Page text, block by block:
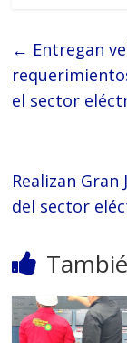
← Entregan
el sector
Realizan
del sector